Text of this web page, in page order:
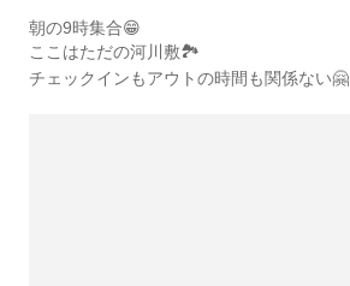
朝の9時集合😁
ここはただの河川敷🏞️
チェックインもアウトの時間も関係ない🤗